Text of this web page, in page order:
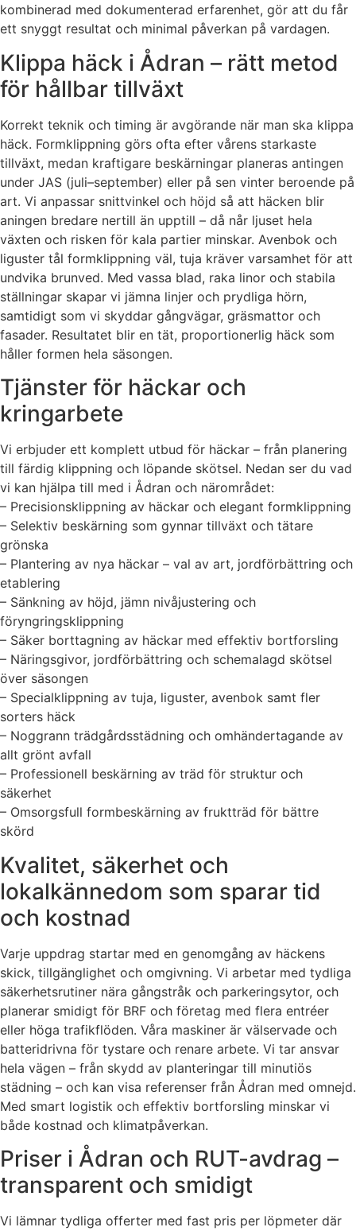
kombinerad med dokumenterad erfarenhet, gör att du får
ett snyggt resultat och minimal påverkan på vardagen.
Klippa häck i Ådran – rätt metod
för hållbar tillväxt
Korrekt teknik och timing är avgörande när man ska klippa
häck. Formklippning görs ofta efter vårens starkaste
tillväxt, medan kraftigare beskärningar planeras antingen
under JAS (juli–september) eller på sen vinter beroende på
art. Vi anpassar snittvinkel och höjd så att häcken blir
aningen bredare nertill än upptill – då når ljuset hela
växten och risken för kala partier minskar. Avenbok och
liguster tål formklippning väl, tuja kräver varsamhet för att
undvika brunved. Med vassa blad, raka linor och stabila
ställningar skapar vi jämna linjer och prydliga hörn,
samtidigt som vi skyddar gångvägar, gräsmattor och
fasader. Resultatet blir en tät, proportionerlig häck som
håller formen hela säsongen.
Tjänster för häckar och
kringarbete
Vi erbjuder ett komplett utbud för häckar – från planering
till färdig klippning och löpande skötsel. Nedan ser du vad
vi kan hjälpa till med i Ådran och närområdet:
– Precisionsklippning av häckar och elegant formklippning
– Selektiv beskärning som gynnar tillväxt och tätare
grönska
– Plantering av nya häckar – val av art, jordförbättring och
etablering
– Sänkning av höjd, jämn nivåjustering och
föryngringsklippning
– Säker borttagning av häckar med effektiv bortforsling
– Näringsgivor, jordförbättring och schemalagd skötsel
över säsongen
– Specialklippning av tuja, liguster, avenbok samt fler
sorters häck
– Noggrann trädgårdsstädning och omhändertagande av
allt grönt avfall
– Professionell beskärning av träd för struktur och
säkerhet
– Omsorgsfull formbeskärning av fruktträd för bättre
skörd
Kvalitet, säkerhet och
lokalkännedom som sparar tid
och kostnad
Varje uppdrag startar med en genomgång av häckens
skick, tillgänglighet och omgivning. Vi arbetar med tydliga
säkerhetsrutiner nära gångstråk och parkeringsytor, och
planerar smidigt för BRF och företag med flera entréer
eller höga trafikflöden. Våra maskiner är välservade och
batteridrivna för tystare och renare arbete. Vi tar ansvar
hela vägen – från skydd av planteringar till minutiös
städning – och kan visa referenser från Ådran med omnejd.
Med smart logistik och effektiv bortforsling minskar vi
både kostnad och klimatpåverkan.
Priser i Ådran och RUT-avdrag –
transparent och smidigt
Vi lämnar tydliga offerter med fast pris per löpmeter där